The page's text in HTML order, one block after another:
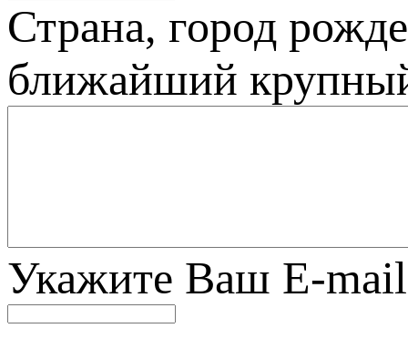
Страна, город
ближайший
Укажите Ваш E-mail